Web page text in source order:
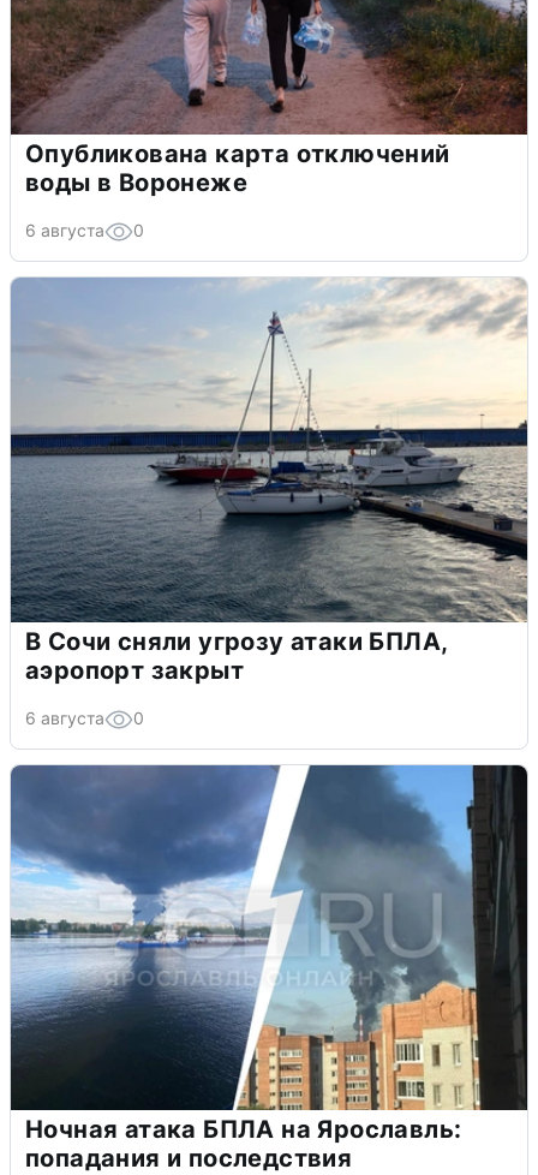
Опубликована карта отключений
воды в Воронеже
6 августа 0
В Сочи сняли угрозу атаки БПЛА,
аэропорт закрыт
6 августа 0
Ночная атака БПЛА на Ярославль:
попадания и последствия